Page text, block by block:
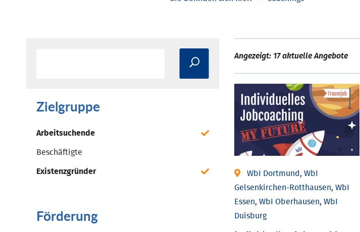
Zielgruppe
Arbeitsuchende
Beschäftigte
Existenzgründer
Förderung
Angezeigt: 17 aktuelle Angebote
WbI Dortmund, WbI
Gelsenkirchen-Rotthausen, WbI
Essen, WbI Oberhausen, WbI
Duisburg